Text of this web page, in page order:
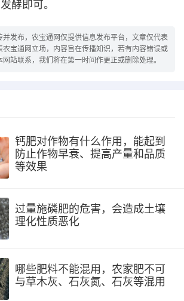
酵即可。
并发布，农宝通网仅提供信息发布平台，文章仅代表
农宝通网立场，内容旨在传播知识，若有内容错误或
站联系，我们将在第一时间作更正或删除处理。
钙肥对作物有什么作用，能起到
防止作物早衰、提高产量和品质
等效果
过量施磷肥的危害，会造成土壤
理化性质恶化
哪些肥料不能混用，农家肥不可
与草木灰、石灰氮、石灰等混用